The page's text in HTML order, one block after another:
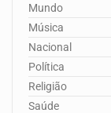
Mundo
Música
Nacional
Política
Religião
Saúde